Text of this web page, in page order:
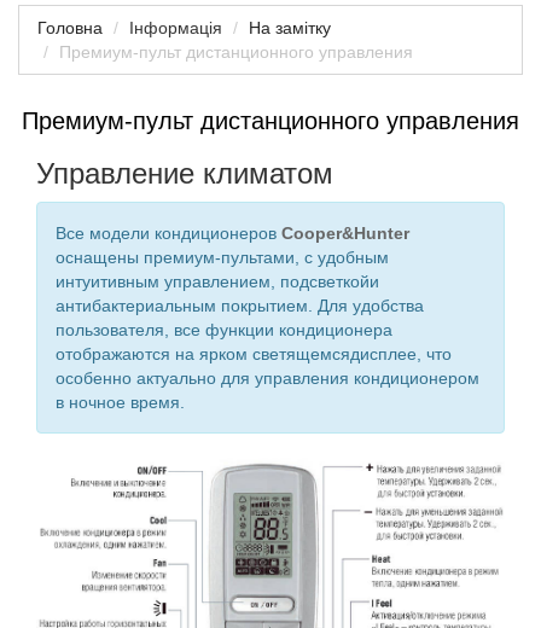
Головна Інформація
На замітку
Премиум-пульт дистанционного управления
Премиум-пульт дистанционного управления
Управление климатом
Все модели кондиционеров Cooper&Hunter
оснащены премиум-пультами, с удобным
интуитивным управлением, подсветкойи
антибактериальным покрытием. Для удобства
пользователя, все функции кондиционера
отображаются на ярком светящемсядисплее, что
особенно актуально для управления кондиционером
в ночное время.